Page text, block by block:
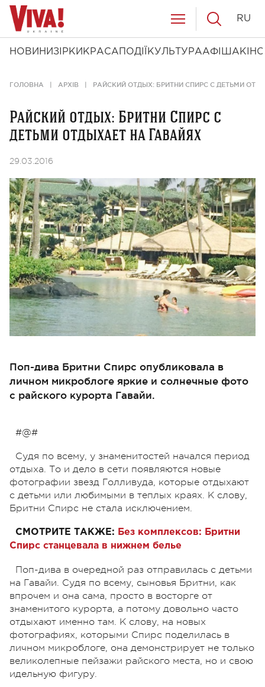
НОВИНИ ЗІРКИ КРАСА ПОДІЇ КУЛЬТУРААФІША КІНО
RU
ГОЛОВНА АРХІВ РАЙСКИЙ ОТДЫХ: БРИТНИ СПИРС С ДЕТЬМИ
Райский отдых: Бритни Спирс с
детьми отдыхает на Гавайях
29.03.2016
Поп-дива Бритни Спирс опубликовала в
личном микроблоге яркие и солнечные фото
с райского курорта Гавайи.
#@#
Судя по всему, у знаменитостей начался период
отдыха. То и дело в сети появляются новые
фотографии звезд Голливуда, которые отдыхают
с детьми или любимыми в теплых краях. К слову,
Бритни Спирс не стала исключением.
СМОТРИТЕ ТАКЖЕ: Без комплексов: Бритни
Спирс станцевала в нижнем белье
Поп-дива в очередной раз отправилась с детьми
на Гавайи. Судя по всему, сыновья Бритни, как
впрочем и она сама, просто в восторге от
знаменитого курорта, а потому довольно часто
отдыхают именно там. К слову, на новых
фотографиях, которыми Спирс поделилась в
личном микроблоге, она демонстрирует не только
великолепные пейзажи райского места, но и свою
идельную фигуру.